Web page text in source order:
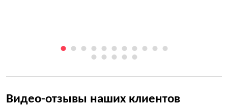
Видео-отзывы наших клиентов